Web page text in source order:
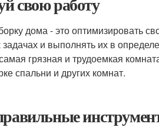
дома - это оптимизировать
и выполнять их в
грязная и трудоемкая
спальни и других комнат.